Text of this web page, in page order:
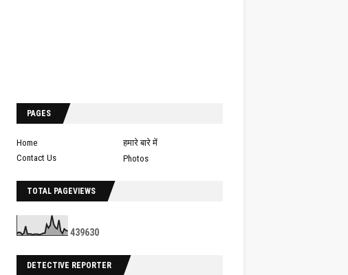
PAGES
Home
हमारे बारे में
Contact Us
Photos
TOTAL PAGEVIEWS
439630
DETECTIVE REPORTER